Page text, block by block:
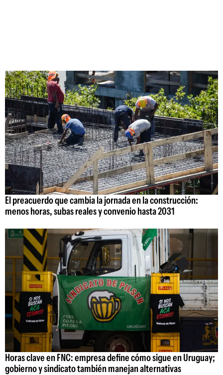
El preacuerdo que cambia la jornada en la construcción:
menos horas, subas reales y convenio hasta 2031
Horas clave en FNC: empresa define cómo sigue en Uruguay;
gobierno y sindicato también manejan alternativas